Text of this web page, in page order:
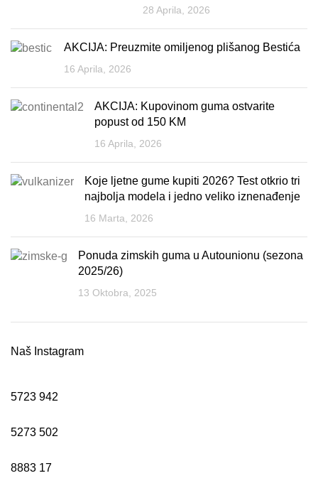
28 Aprila, 2026
AKCIJA: Preuzmite omiljenog plišanog Bestića
16 Aprila, 2026
AKCIJA: Kupovinom guma ostvarite
popust od 150 KM
16 Aprila, 2026
Koje ljetne gume kupiti 2026? Test otkrio tri
najbolja modela i jedno veliko iznenađenje
16 Marta, 2026
Ponuda zimskih guma u Autounionu (sezona
2025/26)
13 Oktobra, 2025
Naš Instagram
5723 942
5273 502
8883 17